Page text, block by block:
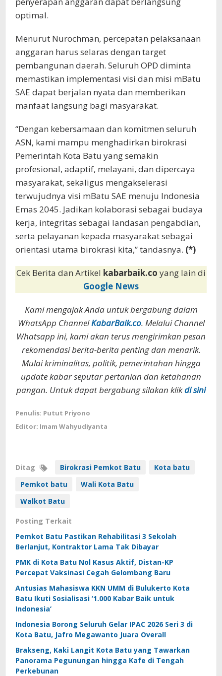
optimal.
Menurut Nurochman, percepatan pelaksanaan
anggaran harus selaras dengan target
pembangunan daerah. Seluruh OPD diminta
memastikan implementasi visi dan misi mBatu
SAE dapat berjalan nyata dan memberikan
manfaat langsung bagi masyarakat.
“Dengan kebersamaan dan komitmen seluruh
ASN, kami mampu menghadirkan birokrasi
Pemerintah Kota Batu yang semakin
profesional, adaptif, melayani, dan dipercaya
masyarakat, sekaligus mengakselerasi
terwujudnya visi mBatu SAE menuju Indonesia
Emas 2045. Jadikan kolaborasi sebagai budaya
kerja, integritas sebagai landasan pengabdian,
serta pelayanan kepada masyarakat sebagai
orientasi utama birokrasi kita,” tandasnya. (*)
Cek Berita dan Artikel kabarbaik.co yang lain di
Google News
Kami mengajak Anda untuk bergabung dalam
WhatsApp ChannelKabarBaik.co. Melalui Channel
Whatsapp ini, kami akan terus mengirimkan pesan
rekomendasi berita-berita penting dan menarik.
Mulai kriminalitas, politik, pemerintahan hingga
update kabar seputar pertanian dan ketahanan
pangan. Untuk dapat bergabung silakan klikdi sini
Penulis: Putut Priyono
Editor: Imam Wahyudiyanta
Ditag Birokrasi Pemkot Batu
Kota batu
Pemkot batu
Wali Kota Batu
Walkot Batu
Posting Terkait
Pemkot Batu Pastikan Rehabilitasi 3 Sekolah
Berlanjut, Kontraktor Lama Tak Dibayar
PMK di Kota Batu Nol Kasus Aktif, Distan-KP
Percepat Vaksinasi Cegah Gelombang Baru
Antusias Mahasiswa KKN UMM di Bulukerto Kota
Batu Ikuti Sosialisasi ‘1.000 Kabar Baik untuk
Indonesia’
Indonesia Borong Seluruh Gelar IPAC 2026 Seri 3 di
Kota Batu, Jafro Megawanto Juara Overall
Brakseng, Kaki Langit Kota Batu yang Tawarkan
Panorama Pegunungan hingga Kafe di Tengah
Perkebunan